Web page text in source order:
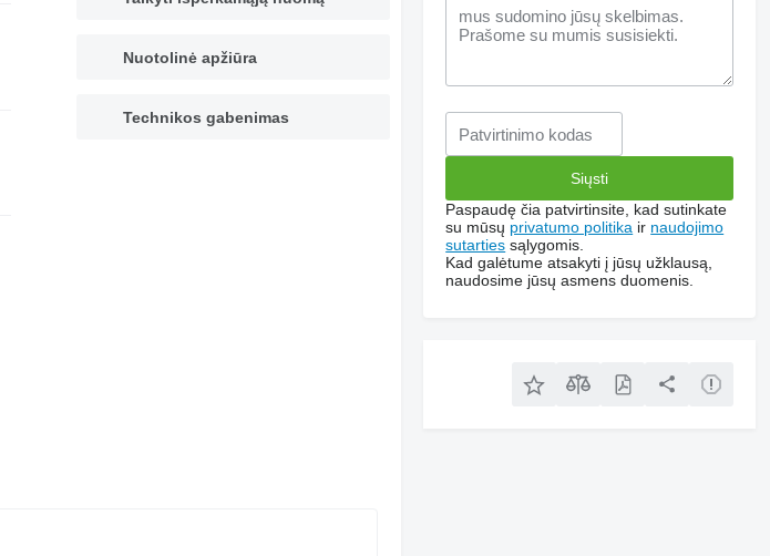
Nuotolinė apžiūra
Technikos gabenimas
Paspaudę čia patvirtinsite, kad sutinkate
su mūsų privatumo politika ir naudojimo
sutarties sąlygomis.
Kad galėtume atsakyti į jūsų užklausą,
naudosime jūsų asmens duomenis.